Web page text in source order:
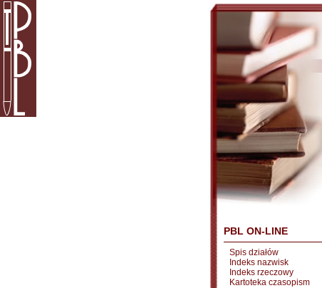
PBL ON-LINE
Spis działów
Indeks nazwisk
Indeks rzeczowy
Kartoteka czasopism